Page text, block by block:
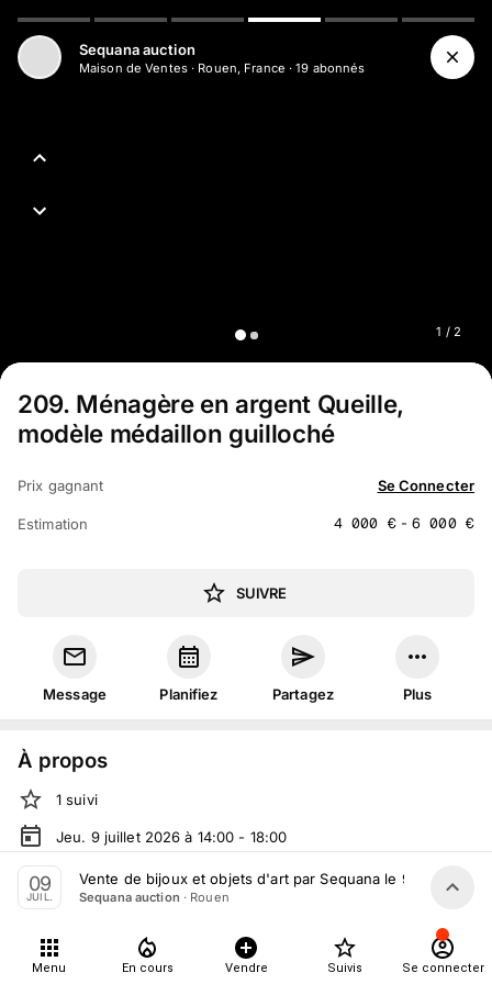
1 / 2
Sequana auction
Maison de Ventes· Rouen, France ·19 abonnés
209. Ménagère en argent Queille,
modèle médaillon guilloché
Prix gagnant Se Connecter
Estimation 4 000 €-6 000 €
SUIVRE
Message Planifiez Partagez Plus
À propos
1 suivi
Jeu. 9 juillet 2026 à 14:00 - 18:00
Vente volontaireorganiséeparSequana auction
En salle :
Tout le monde peut participer
09
JUIL.
Vente de bijoux et objets d'art par Sequana le 9 Juillet
Sequana auction · Rouen
Menu En cours Vendre Suivis Se connecter